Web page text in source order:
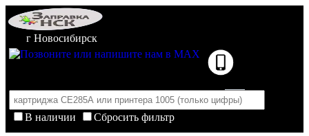
г Новосибирск
В наличии
Сбросить фильтр